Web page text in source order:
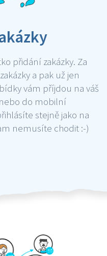
přidání zakázky. Za
a pak už jen
vám příjdou na váš
do mobilní
stejně jako na
nemusíte chodit :-)